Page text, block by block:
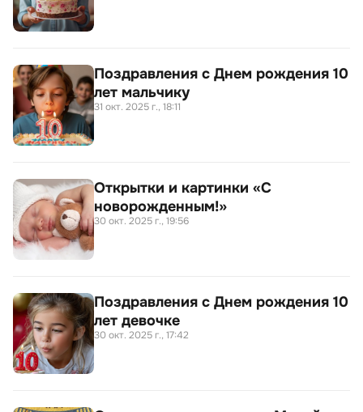
Поздравления с Днем рождения 10
лет мальчику
31 окт. 2025 г., 18:11
Открытки и картинки «С
новорожденным!»
30 окт. 2025 г., 19:56
Поздравления с Днем рождения 10
лет девочке
30 окт. 2025 г., 17:42